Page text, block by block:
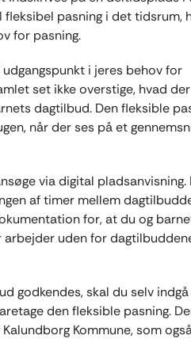
pasning i det tidsrum,
for pasning.
i jeres behov for
set ikke overstige, hvad der
dagtilbud. Den fleksible
når der ses på et
via digital pladsanvisning.
af timer mellem
for, at du og
uden for
godkendes, skal du selv
den fleksible pasning.
Kommune, som